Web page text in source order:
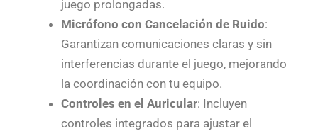
juego prolongadas.
Micrófono con Cancelación de Ruido:
Garantizan comunicaciones claras y sin
interferencias durante el juego, mejorando
la coordinación con tu equipo.
Controles en el Auricular: Incluyen
controles integrados para ajustar el